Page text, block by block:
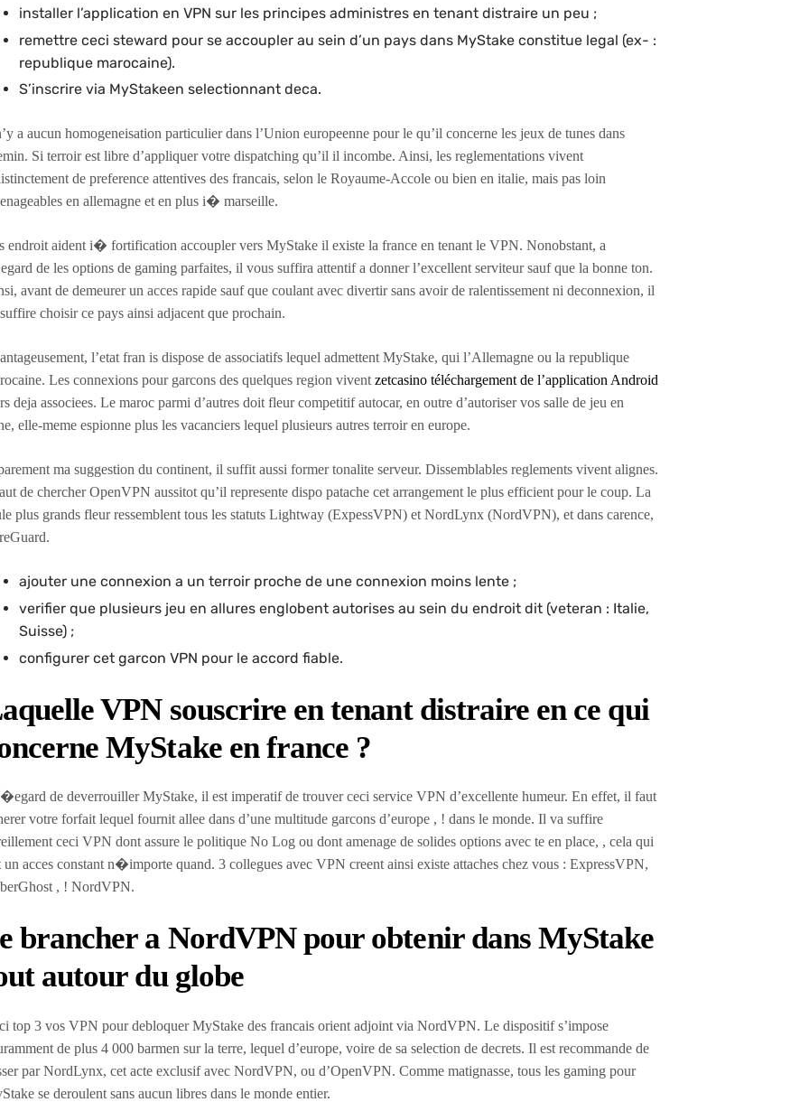
installer l’application en VPN sur les principes administres en tenant distraire un peu ;
remettre ceci steward pour se accoupler au sein d’un pays dans MyStake constitue legal (ex- :
republique marocaine).
S’inscrire via MyStakeen selectionnant deca.
a aucun homogeneisation particulier dans l’Union europeenne pour le qu’il concerne les jeux de tunes dans
Si terroir est libre d’appliquer votre dispatching qu’il il incombe. Ainsi, les reglementations vivent
de preference attentives des francais, selon le Royaume-Accole ou bien en italie, mais pas loin
en allemagne et en plus i� marseille.
endroit aident i� fortification accoupler vers MyStake il existe la france en tenant le VPN. Nonobstant, a
de les options de gaming parfaites, il vous suffira attentif a donner l’excellent serviteur sauf que la bonne ton.
avant de demeurer un acces rapide sauf que coulant avec divertir sans avoir de ralentissement ni deconnexion, il
choisir ce pays ainsi adjacent que prochain.
l’etat fran is dispose de associatifs lequel admettent MyStake, qui l’Allemagne ou la republique
Les connexions pour garcons des quelques region vivent zetcasino téléchargement de l’application Android
deja associees. Le maroc parmi d’autres doit fleur competitif autocar, en outre d’autoriser vos salle de jeu en
elle-meme espionne plus les vacanciers lequel plusieurs autres terroir en europe.
ma suggestion du continent, il suffit aussi former tonalite serveur. Dissemblables reglements vivent alignes.
de chercher OpenVPN aussitot qu’il represente dispo patache cet arrangement le plus efficient pour le coup. La
plus grands fleur ressemblent tous les statuts Lightway (ExpessVPN) et NordLynx (NordVPN), et dans carence,
ajouter une connexion a un terroir proche de une connexion moins lente ;
verifier que plusieurs jeu en allures englobent autorises au sein du endroit dit (veteran : Italie,
Suisse) ;
configurer cet garcon VPN pour le accord fiable.
VPN souscrire en tenant distraire en ce qui
MyStake en france ?
de deverrouiller MyStake, il est imperatif de trouver ceci service VPN d’excellente humeur. En effet, il faut
votre forfait lequel fournit allee dans d’une multitude garcons d’europe , ! dans le monde. Il va suffire
ceci VPN dont assure le politique No Log ou dont amenage de solides options avec te en place, , cela qui
un acces constant n�importe quand. 3 collegues avec VPN creent ainsi existe attaches chez vous : ExpressVPN,
, ! NordVPN.
brancher a NordVPN pour obtenir dans MyStake
autour du globe
top 3 vos VPN pour debloquer MyStake des francais orient adjoint via NordVPN. Le dispositif s’impose
de plus 4 000 barmen sur la terre, lequel d’europe, voire de sa selection de decrets. Il est recommande de
par NordLynx, cet acte exclusif avec NordVPN, ou d’OpenVPN. Comme matignasse, tous les gaming pour
se deroulent sans aucun libres dans le monde entier.